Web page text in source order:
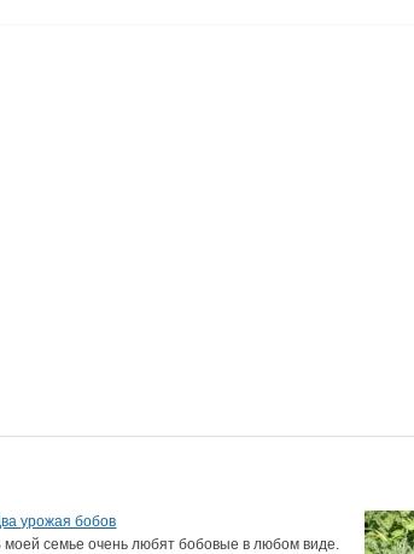
урожая бобов
моей семье очень любят бобовые в любом виде.